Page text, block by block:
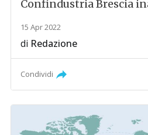
Confindustria Brescia
15 Apr 2022
di Redazione
Condividi